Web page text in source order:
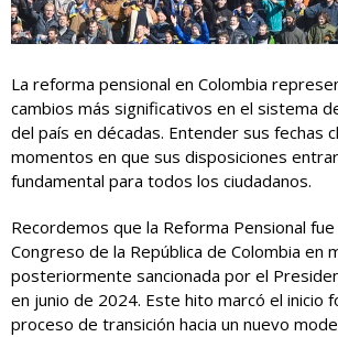
La reforma pensional en Colombia
cambios más significativos en el sistema
del país en décadas. Entender sus fechas
momentos en que sus disposiciones
fundamental para todos los ciudadanos.
Recordemos que la Reforma Pensional
Congreso de la República de Colombia en
posteriormente sancionada por el
en junio de 2024. Este hito marcó el inicio
proceso de transición hacia un nuevo